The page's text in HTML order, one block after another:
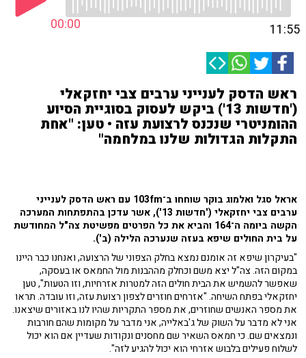
00:00 11:55
ראש הדסק לענייני ערבים צבי יחזקאלי
('חדשות 13') ביקש לעסוק בסוגיית הסיוע
ההומניטרי שנכנס לרצועת עזה • טען: "אחת
התקלות הגדולות שלנו במלחמה"
אראל סגל ואלמוג בוקר שוחחו ב־103fm עם ראש הדסק לענייני
ערבים צבי יחזקאלי ('חדשות 13'), אשר עדכן בהתפתחות המערכה
הקשה ביומה ה־164 והביא את כל הפרטים מפשיטת צה"ל המחודשת
על בית החולים שיפא בעזה שנערכה הלילה (ב').
"בעיקרון שיפא זה אומנם נמצא בחלק הצפוני של הרצועה, ואנחנו כבר היינו
במקום הזה. צה"ל יצא משם וכחלק מההבנות מול החמאס או בעסקה,
שאפשר להשמיש את הבית חולים הזה למטרות אזרחיות, וזו הטעות", טען
יחזקאלי בפתח השיחה. "אזרחים חוזרים לצפון רצועת עזה, וזו עובדה. תראו
את מספר האנשים שחוזרים, את מספר התקריות שהיו לנו באזורים שיצאנו.
אני לא מדבר על השוק של ג'באלייה, אני מדבר על מקומות שהם חורבות
ונמצאים שם. כי חמאס השאיר שם מחסנים ונקודות שעדיין אם הוא יכול
לשלוח פעילים בלבוש אזרחי הוא יכול להגיע לזה".